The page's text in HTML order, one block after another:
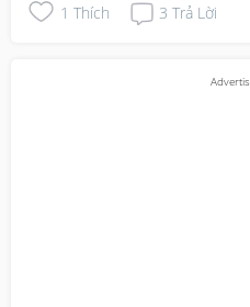
1 Thích 3 Trả Lời